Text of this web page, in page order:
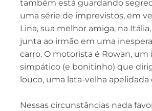
também está guardando
uma série de imprevistos, em
Lina, sua melhor amiga, na
junta ao irmão em uma
carro. O motorista é Rowan, um
simpático (e bonitinho) que
louco, uma lata-velha apelidada
Nessas circunstâncias nada